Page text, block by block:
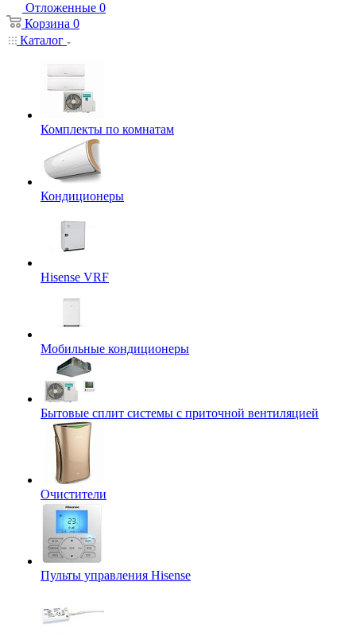
Отложенные 0
Корзина 0
Каталог
Комплекты по комнатам
Кондиционеры
Hisense VRF
Мобильные кондиционеры
Бытовые сплит системы с приточной вентиляцией
Очистители
Пульты управления Hisense